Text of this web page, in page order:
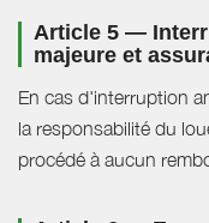
Article 5 —
majeure et
En cas d'interruption
la responsabilité du
procédé à aucun